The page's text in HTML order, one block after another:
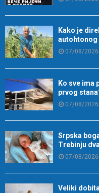
Kako je
autohtonog
07/08/2026
Ko sve ima
prvog
07/08/2026
Srpska
Trebinju
07/08/2026
Veliki